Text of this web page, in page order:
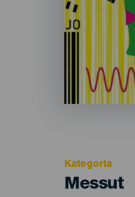
Kategoria
Categoría
Messut